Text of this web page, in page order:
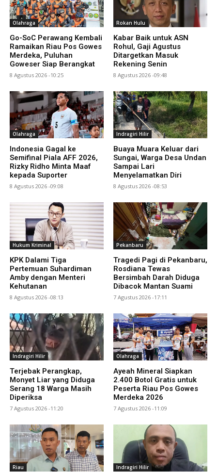
Olahraga
Go-SoC Perawang Kembali
Ramaikan Riau Pos Gowes
Merdeka, Puluhan
Goweser Siap Berangkat
8 Agustus 2026 -10:25
Rokan Hulu
Kabar Baik untuk ASN
Rohul, Gaji Agustus
Ditargetkan Masuk
Rekening Senin
8 Agustus 2026 -09:48
Olahraga
Indonesia Gagal ke
Semifinal Piala AFF 2026,
Rizky Ridho Minta Maaf
kepada Suporter
8 Agustus 2026 -09:08
Indragiri Hilir
Buaya Muara Keluar dari
Sungai, Warga Desa Undan
Sampai Lari
Menyelamatkan Diri
8 Agustus 2026 -08:53
Hukum Kriminal
KPK Dalami Tiga
Pertemuan Suhardiman
Amby dengan Menteri
Kehutanan
8 Agustus 2026 -08:13
Pekanbaru
Tragedi Pagi di Pekanbaru,
Rosdiana Tewas
Bersimbah Darah Diduga
Dibacok Mantan Suami
7 Agustus 2026 -17:11
Indragiri Hilir
Terjebak Perangkap,
Monyet Liar yang Diduga
Serang 18 Warga Masih
Diperiksa
7 Agustus 2026 -11:20
Olahraga
Ayeah Mineral Siapkan
2.400 Botol Gratis untuk
Peserta Riau Pos Gowes
Merdeka 2026
7 Agustus 2026 -11:09
Riau Indragiri Hilir